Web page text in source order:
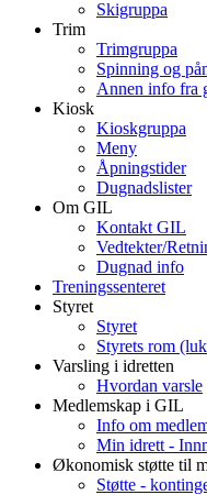
Skigruppa
Trim
Trimgruppa
Spinning og
Annen info fra
Kiosk
Kioskgruppa
Meny
Åpningstider
Dugnadslister
Om GIL
Kontakt GIL
Vedtekter/
Dugnad info
Treningssenteret
Styret
Styret
Styrets rom
Varsling i idretten
Hvordan varsle
Medlemskap i GIL
Info om
Min idrett -
Økonomisk støtte til
Støtte -